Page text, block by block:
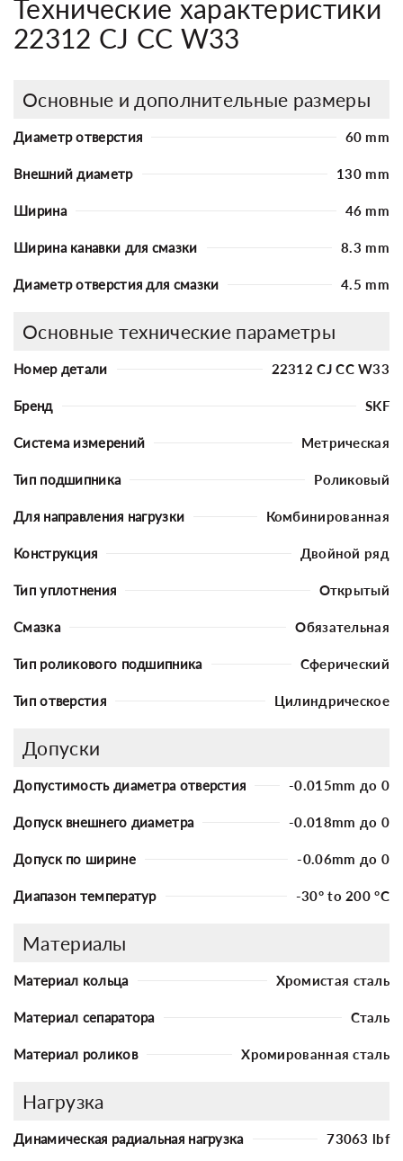
Технические характеристики
22312 CJ CC W33
Основные и дополнительные размеры
Диаметр отверстия 60 mm
Внешний диаметр 130 mm
Ширина 46 mm
Ширина канавки для смазки 8.3 mm
Диаметр отверстия для смазки 4.5 mm
Основные технические параметры
Номер детали 22312 CJ CC W33
Бренд SKF
Система измерений Метрическая
Тип подшипника Роликовый
Для направления нагрузки Комбинированная
Конструкция Двойной ряд
Тип уплотнения Открытый
Смазка Обязательная
Тип роликового подшипника Сферический
Тип отверстия Цилиндрическое
Допуски
Допустимость диаметра отверстия -0.015mm до 0
Допуск внешнего диаметра -0.018mm до 0
Допуск по ширине -0.06mm до 0
Диапазон температур -30° to 200 °C
Материалы
Материал кольца Хромистая сталь
Материал сепаратора Сталь
Материал роликов Хромированная сталь
Нагрузка
Динамическая радиальная нагрузка 73063 lbf